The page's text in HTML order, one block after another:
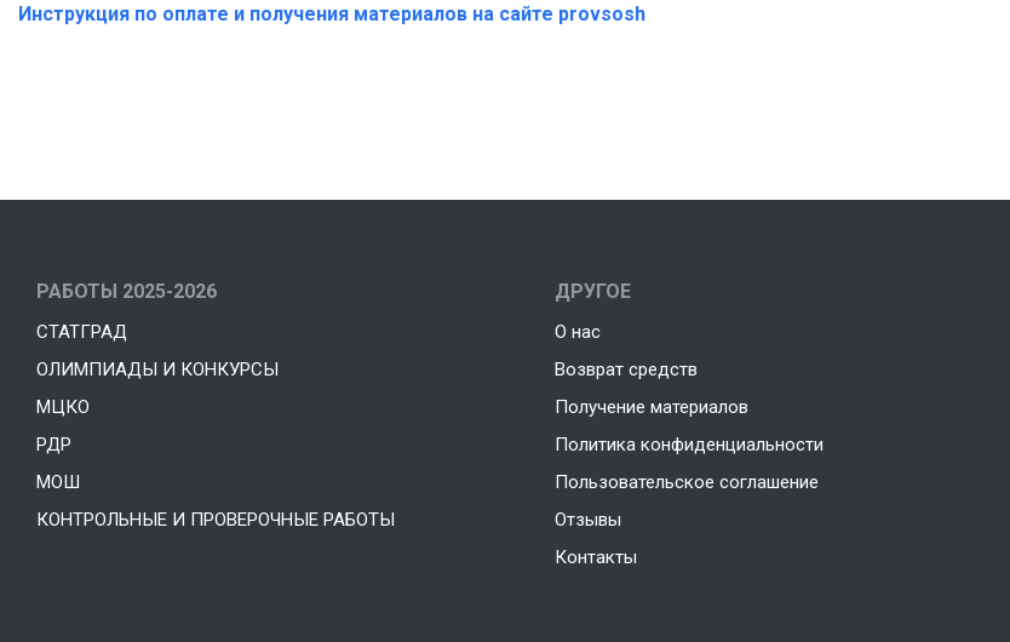
Инструкция по оплате и получения материалов на сайте provsosh
РАБОТЫ 2025-2026
СТАТГРАД
ОЛИМПИАДЫ И КОНКУРСЫ
МЦКО
РДР
МОШ
КОНТРОЛЬНЫЕ И ПРОВЕРОЧНЫЕ РАБОТЫ
ДРУГОЕ
О нас
Возврат средств
Получение материалов
Политика конфиденциальности
Пользовательское соглашение
Отзывы
Контакты